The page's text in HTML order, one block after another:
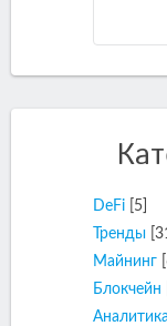
DeFi
[5]
Тренды
Майнинг
Блокчейн
Аналитика